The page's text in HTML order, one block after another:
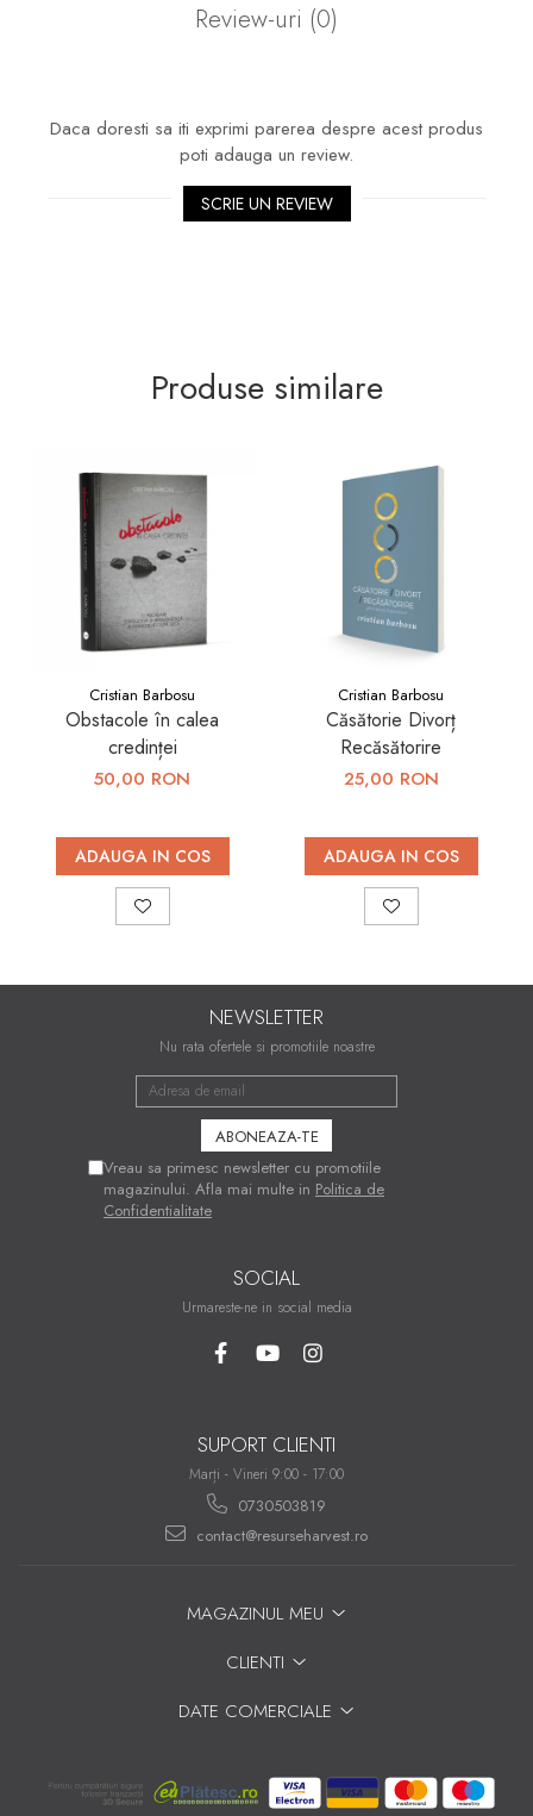
Review-uri (0)
Daca doresti sa iti exprimi parerea despre acest produs
poti adauga un review.
SCRIE UN REVIEW
Produse similare
Cristian Barbosu
Obstacole în calea
credinței
50,00 RON
ADAUGA IN COS
Cristian Barbosu
Căsătorie Divorț
Recăsătorire
25,00 RON
ADAUGA IN COS
NEWSLETTER
Nu rata ofertele si promotiile noastre
Vreau sa primesc newsletter cu promotiile
magazinului. Afla mai multe in Politica de
Confidentialitate
SOCIAL
Urmareste-ne in social media
SUPORT CLIENTI
Marți - Vineri 9:00 - 17:00
0730503819
contact@resurseharvest.ro
MAGAZINUL MEU
CLIENTI
DATE COMERCIALE